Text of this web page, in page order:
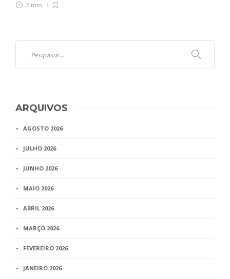
2 min
ARQUIVOS
AGOSTO 2026
JULHO 2026
JUNHO 2026
MAIO 2026
ABRIL 2026
MARÇO 2026
FEVEREIRO 2026
JANEIRO 2026